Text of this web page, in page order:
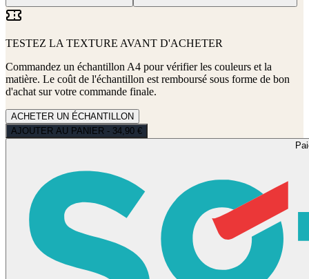
TESTEZ LA TEXTURE AVANT D'ACHETER
Commandez un échantillon A4 pour vérifier les couleurs et la
matière. Le coût de l'échantillon est remboursé sous forme de bon
d'achat sur votre commande finale.
ACHETER UN ÉCHANTILLON
AJOUTER AU PANIER - 34,90 €